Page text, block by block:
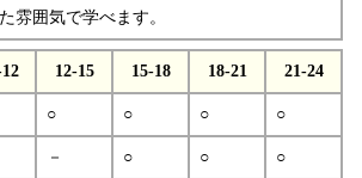
た雰囲気で学べます。
12-15 15-18 18-21 21-24
○ ○ ○ ○
－ ○ ○ ○